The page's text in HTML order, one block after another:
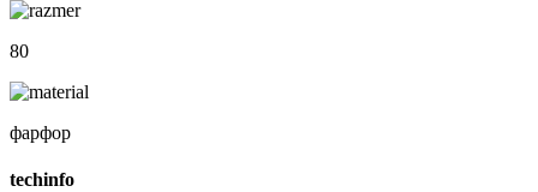
80
фарфор
techinfo